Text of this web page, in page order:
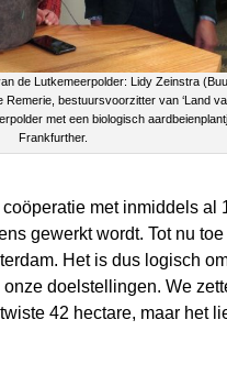
de Lutkemeerpolder: Lidy Zeinstra
bestuursvoorzitter van ‘Land
met een biologisch
Frankfurther.
met inmiddels
gewerkt wordt. Tot nu
Het is dus logisch
doelstellingen. We
42 hectare, maar het